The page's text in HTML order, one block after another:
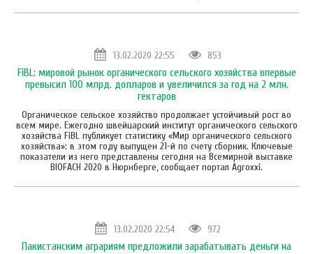
13.02.2020 22:55 853
FiBL: мировой рынок органического сельского хозяйства впервые
превысил 100 млрд. долларов и увеличился за год на 2 млн.
гектаров
Органическое сельское хозяйство продолжает устойчивый рост во
всем мире. Ежегодно швейцарский институт органического сельского
хозяйства FiBL публикует статистику «Мир органического сельского
хозяйства»: в этом году выпущен 21-й по счету сборник. Ключевые
показатели из него представлены сегодня на Всемирной выставке
BIOFACH 2020 в Нюрнберге, сообщает портал Аgroxxi.
13.02.2020 22:54 972
Пакистанским аграриям предложили зарабатывать деньги на